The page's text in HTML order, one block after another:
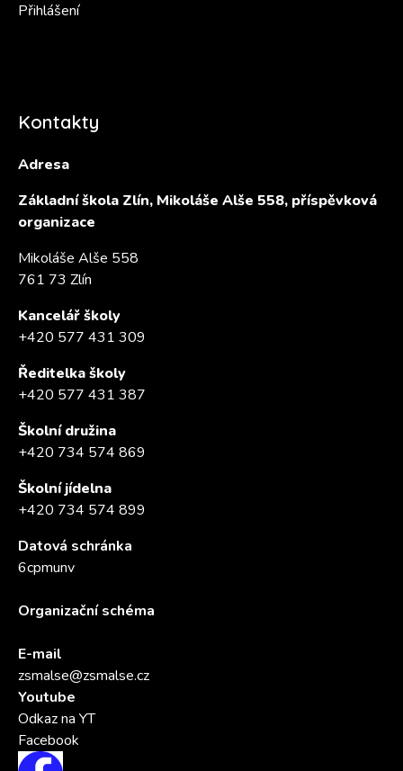
Přihlášení
Kontakty
Adresa
Základní škola Zlín, Mikoláše Alše 558, příspěvková
organizace
Mikoláše Alše 558
761 73 Zlín
Kancelář školy
+420 577 431 309
Ředitelka školy
+420 577 431 387
Školní družina
+420 734 574 869
Školní jídelna
+420 734 574 899
Datová schránka
6cpmunv
Organizační schéma
E-mail
zsmalse@zsmalse.cz
Youtube
Odkaz na YT
Facebook